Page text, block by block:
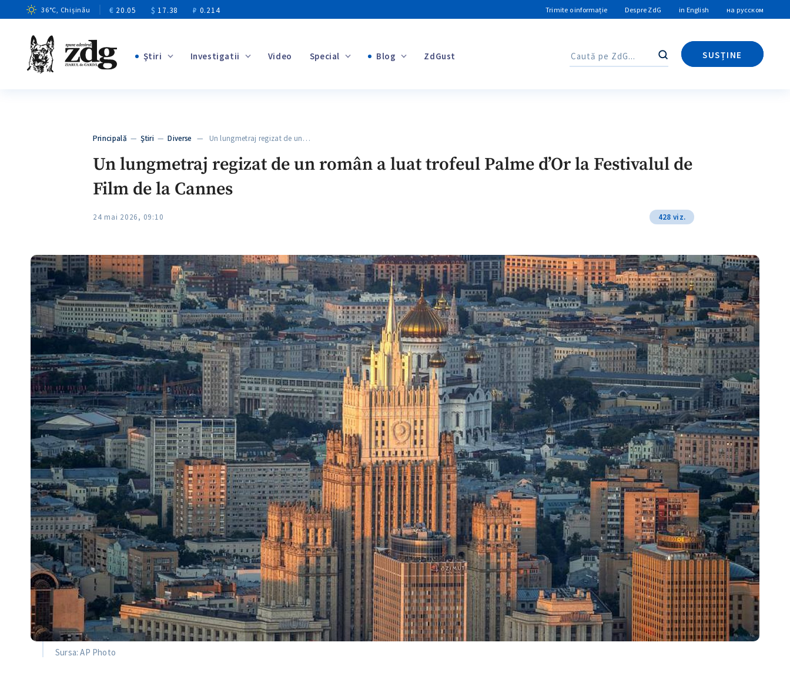
36°C, Chișinău € 20.05 $ 17.38 ₽ 0.214 Trimite o informație Despre ZdG in English на русском
Ştiri Investigatii Video Special Blog ZdGust Caută
SUSȚINE
Caută
Principală —Ştiri —Diverse — Un lungmetraj regizat de un…
Un lungmetraj regizat de un român a luat trofeul Palme d’Or la Festivalul de
Film de la Cannes
24 mai 2026, 09:10 428 viz.
Sursa: AP Photo